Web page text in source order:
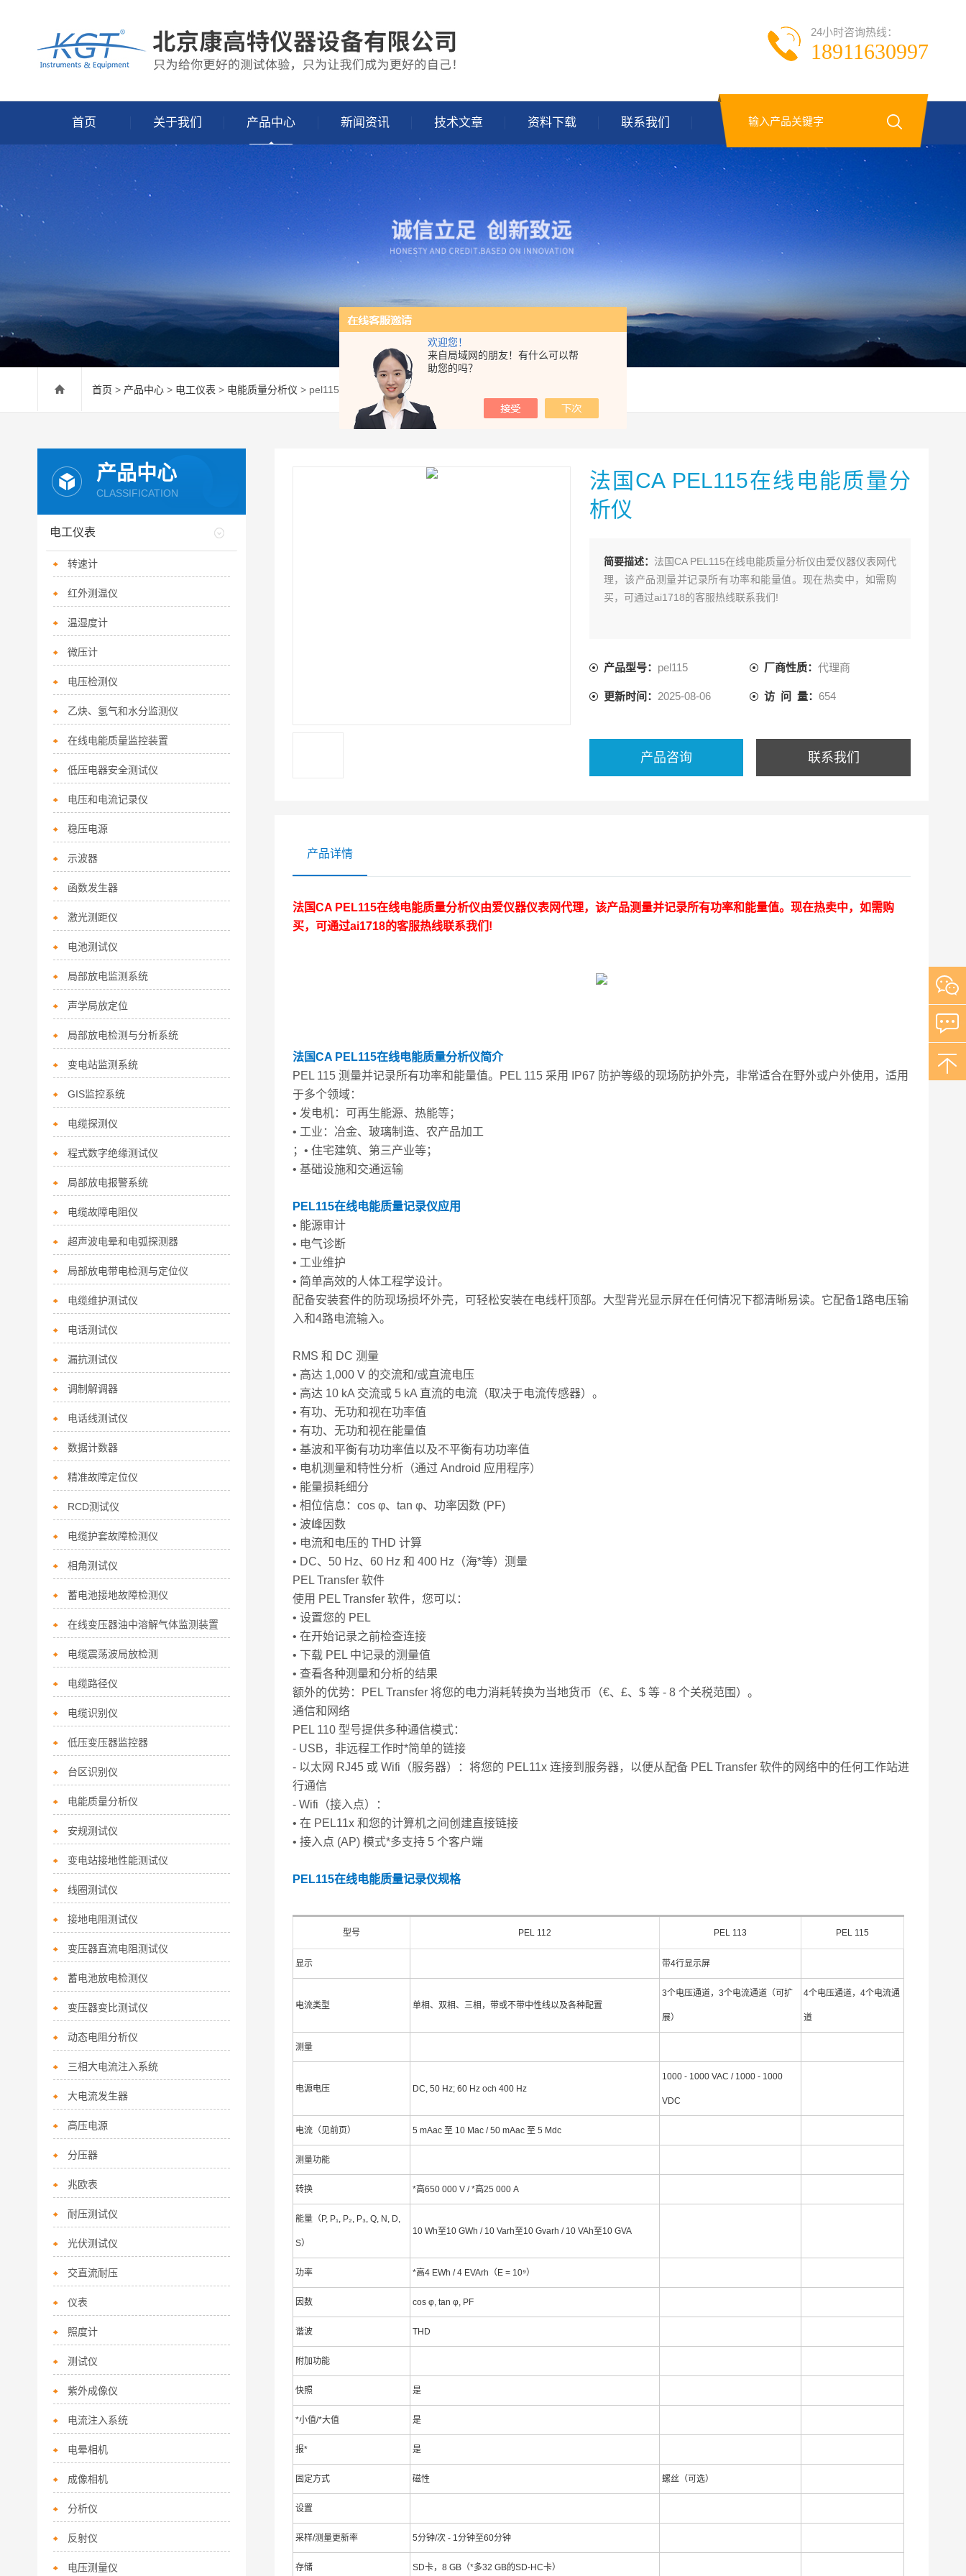
欢迎您！
来自局域网的朋友！有什么可以帮
助您的吗？
24小时咨询热线：
18911630997
首页 关于我们 产品中心 新闻资讯 技术文章 资料下载 联系我们
首页 > 产品中心 > 电工仪表 > 电能质量分析仪 > pel115法国CA PEL115在线电能质量分析仪
法国CA PEL115在线电能质量分
析仪
简要描述： 法国CA PEL115在线电能质量分析仪由爱仪器仪表网代
理，该产品测量并记录所有功率和能量值。现在热卖中，如需购
买，可通过ai1718的客服热线联系我们!
产品型号： pel115 厂商性质：代理商
更新时间： 2025-08-06 访 问 量：654
产品咨询 联系我们
产品详情
法国CA PEL115在线电能质量分析仪由爱仪器仪表网代理，该产品测量并记录所有功率和能量值。现在热卖中，如需购
买，可通过ai1718的客服热线联系我们!
法国CA PEL115在线电能质量分析仪简介
PEL 115 测量并记录所有功率和能量值。PEL 115 采用 IP67 防护等级的现场防护外壳，非常适合在野外或户外使用，适用
于多个领域：
• 发电机：可再生能源、热能等；
• 工业：冶金、玻璃制造、农产品加工
；• 住宅建筑、第三产业等；
• 基础设施和交通运输
PEL115在线电能质量记录仪应用
• 能源审计
• 电气诊断
• 工业维护
• 简单高效的人体工程学设计。
配备安装套件的防现场损坏外壳，可轻松安装在电线杆顶部。大型背光显示屏在任何情况下都清晰易读。它配备1路电压输
入和4路电流输入。
RMS 和 DC 测量
• 高达 1,000 V 的交流和/或直流电压
• 高达 10 kA 交流或 5 kA 直流的电流（取决于电流传感器）。
• 有功、无功和视在功率值
• 有功、无功和视在能量值
• 基波和平衡有功功率值以及不平衡有功功率值
• 电机测量和特性分析（通过 Android 应用程序）
• 能量损耗细分
• 相位信息：cos φ、tan φ、功率因数 (PF)
• 波峰因数
• 电流和电压的 THD 计算
• DC、50 Hz、60 Hz 和 400 Hz（海*等）测量
PEL Transfer 软件
使用 PEL Transfer 软件，您可以：
• 设置您的 PEL
• 在开始记录之前检查连接
• 下载 PEL 中记录的测量值
• 查看各种测量和分析的结果
额外的优势：PEL Transfer 将您的电力消耗转换为当地货币（€、£、$ 等 - 8 个关税范围）。
通信和网络
PEL 110 型号提供多种通信模式：
- USB，非远程工作时*简单的链接
- 以太网 RJ45 或 Wifi（服务器）：将您的 PEL11x 连接到服务器，以便从配备 PEL Transfer 软件的网络中的任何工作站进
行通信
- Wifi（接入点）：
• 在 PEL11x 和您的计算机之间创建直接链接
• 接入点 (AP) 模式*多支持 5 个客户端
PEL115在线电能质量记录仪规格
型号 PEL 112 PEL 113 PEL 115
显示 带4行显示屏
电流类型 单相、双相、三相，带或不带中性线以及各种配置
3个电压通道，3个电流通道（可扩
展）
4个电压通道，4个电流通
道
测量
电源电压 DC, 50 Hz; 60 Hz och 400 Hz
1000 - 1000 VAC / 1000 - 1000
VDC
电流（见前页） 5 mAac 至 10 Mac / 50 mAac 至 5 Mdc
测量功能
转换 *高650 000 V / *高25 000 A
能量（P, P₁, P₂, P₃, Q, N, D,
S）
10 Wh至10 GWh / 10 Varh至10 Gvarh / 10 VAh至10 GVA
功率 *高4 EWh / 4 EVArh（E = 10⁹）
因数 cos φ, tan φ, PF
谐波 THD
附加功能
快照 是
*小值/*大值 是
报* 是
固定方式 磁性 螺丝（可选）
设置
采样/测量更新率 5分钟/次 - 1分钟至60分钟
存储 SD卡，8 GB（*多32 GB的SD-HC卡）
产品中心
CLASSIFICATION
电工仪表
转速计
红外测温仪
温湿度计
微压计
电压检测仪
乙炔、氢气和水分监测仪
在线电能质量监控装置
低压电器安全测试仪
电压和电流记录仪
稳压电源
示波器
函数发生器
激光测距仪
电池测试仪
局部放电监测系统
声学局放定位
局部放电检测与分析系统
变电站监测系统
GIS监控系统
电缆探测仪
程式数字绝缘测试仪
局部放电报警系统
电缆故障电阻仪
超声波电晕和电弧探测器
局部放电带电检测与定位仪
电缆维护测试仪
电话测试仪
漏抗测试仪
调制解调器
电话线测试仪
数据计数器
精准故障定位仪
RCD测试仪
电缆护套故障检测仪
相角测试仪
蓄电池接地故障检测仪
在线变压器油中溶解气体监测装置
电缆震荡波局放检测
电缆路径仪
电缆识别仪
低压变压器监控器
台区识别仪
电能质量分析仪
安规测试仪
变电站接地性能测试仪
线圈测试仪
接地电阻测试仪
变压器直流电阻测试仪
蓄电池放电检测仪
变压器变比测试仪
动态电阻分析仪
三相大电流注入系统
大电流发生器
高压电源
分压器
兆欧表
耐压测试仪
光伏测试仪
交直流耐压
仪表
照度计
测试仪
紫外成像仪
电流注入系统
电晕相机
成像相机
分析仪
反射仪
电压测量仪